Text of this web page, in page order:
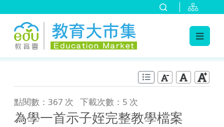
點閱數：367 次 下載次數：5 次
為學一首示子姪完整教學檔案